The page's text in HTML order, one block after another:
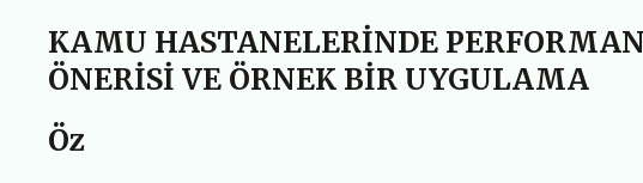
KAMU HASTANELERİNDE
ÖNERİSİ VE ÖRNEK BİR UYGULAMA
Öz